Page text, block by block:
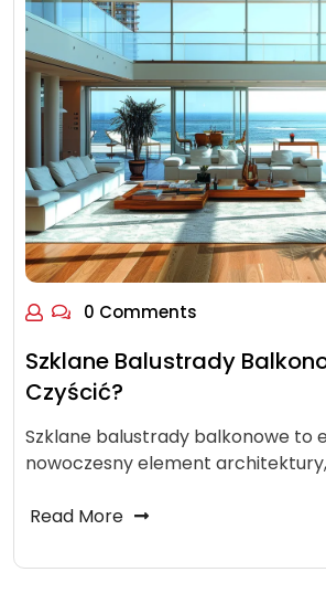
0 Comments
Szklane Balustrady
Czyścić?
Szklane balustrady balkonowe to
nowoczesny element
Read More